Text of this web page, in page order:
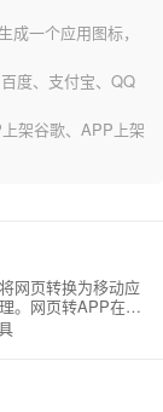
一个应用图标，
度、支付宝、QQ
架谷歌、APP上架
网页转换为移动应
。网页转APP在线
以将网页轻松地转
都采用以下技术：